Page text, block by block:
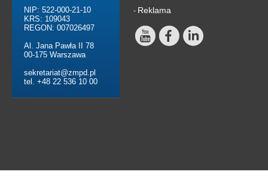
NIP: 522-000-21-10
KRS: 109043
REGON: 007026497
Al. Jana Pawła II 78
00-175 Warszawa
sekretariat@zmpd.pl
tel. +48 22 536 10 00
- Reklama